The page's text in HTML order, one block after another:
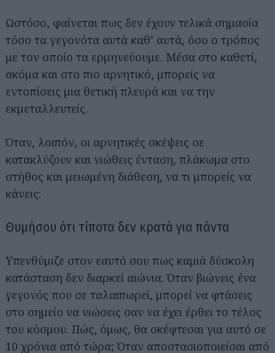
Ωστόσο, φαίνεται πως δεν έχουν τελικά σημασία
τόσο τα γεγονότα αυτά καθ’ αυτά, όσο ο τρόπος
με τον οποίο τα ερμηνεύουμε. Μέσα στο καθετί,
ακόμα και στο πιο αρνητικό, μπορείς να
εντοπίσεις μια θετική πλευρά και να την
εκμεταλλευτείς.
Όταν, λοιπόν, οι αρνητικές σκέψεις σε
κατακλύζουν και νιώθεις ένταση, πλάκωμα στο
στήθος και μειωμένη διάθεση, να τι μπορείς να
κάνεις:
Θυμήσου ότι τίποτα δεν κρατά για πάντα
Υπενθύμιζε στον εαυτό σου πως καμιά δύσκολη
κατάσταση δεν διαρκεί αιώνια. Όταν βιώνεις ένα
γεγονός που σε ταλαιπωρεί, μπορεί να φτάσεις
στο σημείο να νιώσεις σαν να έχει έρθει το τέλος
του κόσμου. Πώς, όμως, θα σκέφτεσαι για αυτό σε
10 χρόνια από τώρα; Όταν αποστασιοποιείσαι από